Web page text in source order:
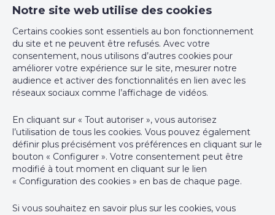
Notre site web utilise des cookies
Certains cookies sont essentiels au bon fonctionnement
du site et ne peuvent être refusés. Avec votre
consentement, nous utilisons d’autres cookies pour
améliorer votre expérience sur le site, mesurer notre
audience et activer des fonctionnalités en lien avec les
réseaux sociaux comme l’affichage de vidéos.
En cliquant sur « Tout autoriser », vous autorisez
l’utilisation de tous les cookies. Vous pouvez également
définir plus précisément vos préférences en cliquant sur le
bouton « Configurer ». Votre consentement peut être
modifié à tout moment en cliquant sur le lien
« Configuration des cookies » en bas de chaque page.
Si vous souhaitez en savoir plus sur les cookies, vous
1000 Bruxelles
+32 2 762 05 00
support@webulous.be
Agent immobilier intermédiaire agréé IPI sous le numéro 999
999 en Belgique - N° entreprise : TVA BE-0000.111.222
Instance de contrôle: Institut professionnel des agents
immobiliers, rue du Luxembourg 16B, 1000 Bruxelles (+32 2 505
38 50 - info@ipi.be) - Soumis au
code déontologique de l’ IPI